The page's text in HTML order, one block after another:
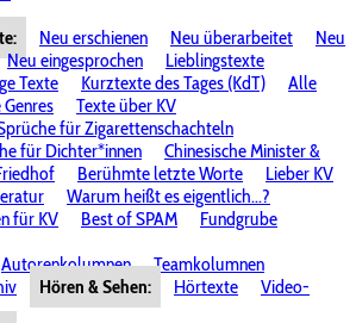
Neu erschienen Neu überarbeitet
Neu
Neu eingesprochen
Lieblingstexte
Texte
Kurztexte des Tages (KdT)
Alle
Texte über KV
für Zigarettenschachteln
für Dichter*innen
Chinesische Minister &
Berühmte letzte Worte
Lieber KV
Warum heißt es eigentlich...?
für KV
Best of SPAM
Fundgrube
Autorenkolumnen
Teamkolumnen
Hören & Sehen: Hörtexte
Video-